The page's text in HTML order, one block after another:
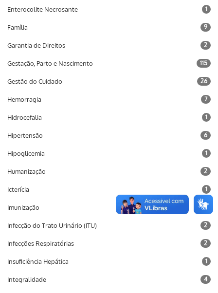
Enterocolite Necrosante 1
Família 9
Garantia de Direitos 2
Gestação, Parto e Nascimento 115
Gestão do Cuidado 26
Hemorragia 7
Hidrocefalia 1
Hipertensão 6
Hipoglicemia 1
Humanização 2
Icterícia 1
Imunização 10
Infecção do Trato Urinário (ITU) 2
Infecções Respiratórias 2
Insuficiência Hepática 1
Integralidade 4